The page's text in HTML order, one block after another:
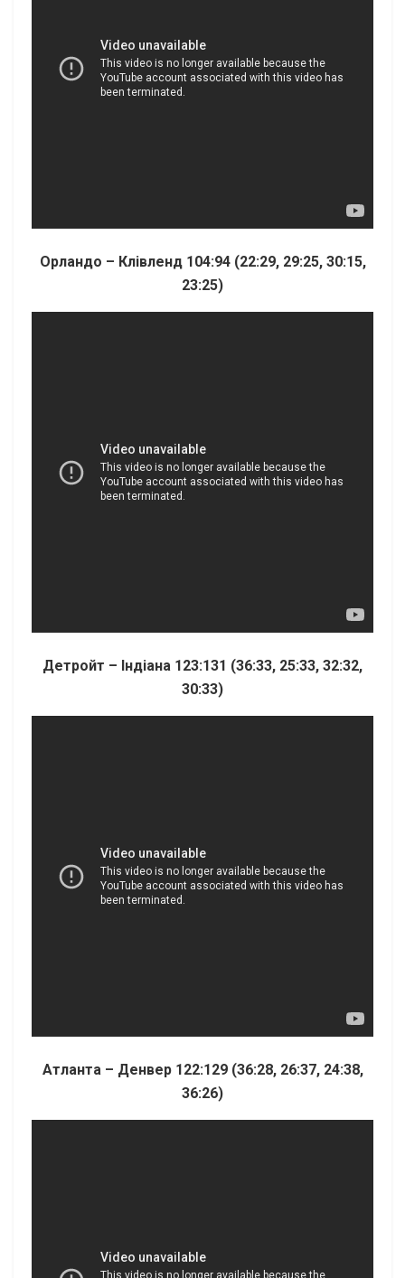
Орландо – Клівленд 104:94 (22:29, 29:25, 30:15,
23:25)
Детройт – Індіана 123:131 (36:33, 25:33, 32:32,
30:33)
Атланта – Денвер 122:129 (36:28, 26:37, 24:38,
36:26)